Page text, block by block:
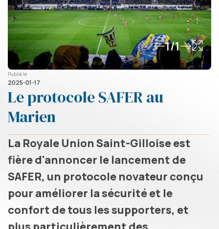
1/1
Publié le
2025-01-17
Le protocole SAFER au
Marien
La Royale Union Saint-Gilloise est
fière d'annoncer le lancement de
SAFER, un protocole novateur conçu
pour améliorer la sécurité et le
confort de tous les supporters, et